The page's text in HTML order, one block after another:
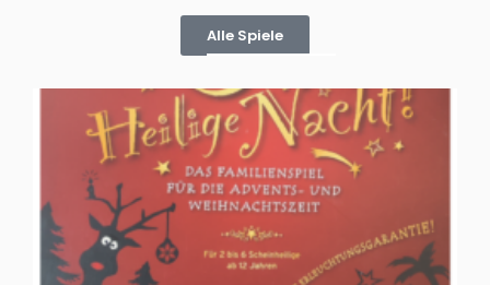
Alle Spiele
Oh, heilige Nacht!